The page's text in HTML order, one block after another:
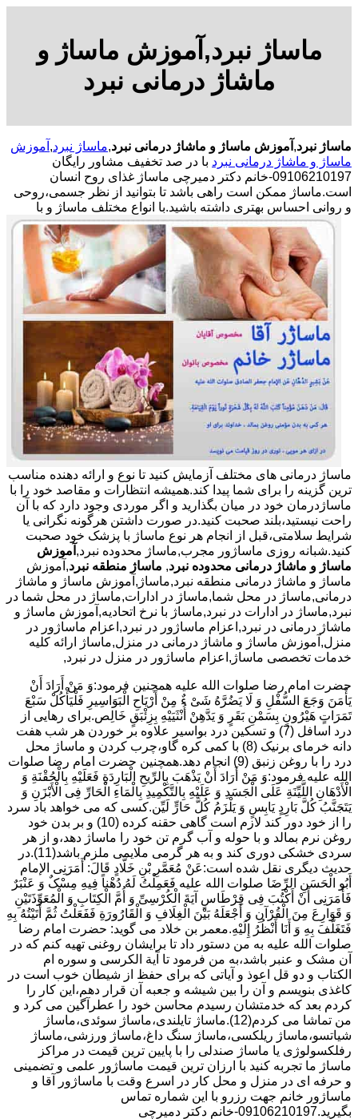
ماساژ نبرد,آموزش ماساژ و
ماشاژ درمانی نبرد
ماساژ نبرد, آموزش ماساژ و ماشاژ درمانی نبرد,ماساژ نبرد, آموزش
ماساژ و ماشاژ درمانی نبرد با در صد تخفیف مشاور رایگان
09106210197-خانم دکتر دمیرچی ماساژ غذای روح انسان
است.ماساژ ممکن است راهی باشد تا بتوانید از نظر جسمی،روحی
و روانی احساس بهتری داشته باشید.با انواع مختلف ماساژ و با
ماساژ درمانی های مختلف آزمایش کنید تا نوع و ارائه دهنده مناسب
ترین گزینه را برای شما پیدا کند.همیشه انتظارات و مقاصد خود را با
ماساژدرمان خود در میان بگذارید و اگر موردی وجود دارد که با آن
راحت نیستید،بلند صحبت کنید.در صورت داشتن هرگونه نگرانی یا
شرایط سلامتی،قبل از انجام هر نوع ماساژ با پزشک خود صحبت
کنید.شبانه روزی ماساژور مجرب,ماساژ محدوده نبرد, آموزش
ماساژ و ماشاژ درمانی محدوده نبرد, ماساژ منطقه نبرد,آموزش
ماساژ و ماشاژ درمانی منطقه نبرد,ماساژ,آموزش ماساژ و ماشاژ
درمانی,ماساژ در محل شما,ماساژ در ادارات,ماساژ در محل شما در
نبرد,ماساژ در ادارات در نبرد,ماساژ با نرخ اتحادیه,آموزش ماساژ و
ماشاژ درمانی در نبرد,اعزام ماساژور در نبرد,اعزام ماساژور در
منزل,آموزش ماساژ و ماشاژ درمانی در منزل,ماساژ ارائه کلیه
خدمات تخصصی ماساژ,اعزام ماساژور در منزل در نبرد,
حضرت امام رضا صلوات الله علیه همچنین فرمود:وَ مَنْ أَرَادَ أَنْ
یَأْمَنَ وَجَعَ السُّفْلِ وَ لَا یَضُرَّهُ شَیْ ءٌ مِنْ أَرْیَاحِ الْبَوَاسِیرِ فَلْیَأْکُلْ سَبْعَ
تَمَرَاتٍ هَیْرُونٍ بِسَمْنِ بَقَرٍ وَ یَدَّهِنْ أُنْثَیَیْهِ بِزِئْبَقٍ خَالِص.برای رهایی از
درد اسافل (7) و تسکین درد بواسیر علاوه بر خوردن هر شب هفت
دانه خرمای برنیک (8) با کمی کره گاو،چرب کردن و ماساژ محل
درد را با روغن زنبق (9) انجام دهد.همچنین حضرت امام رضا صلوات
الله علیه فرمود:وَ مَنْ أَرَادَ أَنْ یَذْهَبَ بِالرِّیحِ الْبَارِدَةِ فَعَلَیْهِ بِالْحُقْنَةِ وَ
الْأَدْهَانِ اللَّیِّنَةِ عَلَى الْجَسَدِ وَ عَلَیْهِ بِالتَّکْمِیدِ بِالْمَاءِ الْحَارِّ فِی الْأَبْزَنِ وَ
یَتَجَنَّبُ کُلَّ بَارِدٍ یَابِسٍ وَ یَلْزَمُ کُلَّ حَارٍّ لَیِّن.کسی که می خواهد باد سرد
را از خود دور کند لازم است گاهی حقنه کرده (10) و بر بدن خود
روغن نرم بمالد و با حوله و آب گرم تن خود را ماساژ دهد،و از هر
سردی خشکی دوری کند و به هر گرمی ملایمی ملزم باشد(11).در
حدیث دیگری نقل شده است:عَنْ مُعَمَّرِ بْنِ خَلَّادٍ قَالَ: أَمَرَنِی الإمام
أَبُو الْحَسَنِ الرِّضَا صلوات الله علیه فَعَمِلْتُ لَهُ دُهْناً فِیهِ مِسْکٌ وَ عَنْبَرٌ
فَأَمَرَنِی أَنْ أَکْتُبَ فِی قِرْطَاسٍ آیَةَ الْکُرْسِیِّ وَ أُمَّ الْکِتَابِ وَ الْمُعَوِّذَتَیْنِ
وَ قَوَارِعَ مِنَ الْقُرْآنِ وَ أَجْعَلَهُ بَیْنَ الْغِلَافِ وَ الْقَارُورَةِ فَفَعَلْتُ ثُمَّ أَتَیْتُهُ بِهِ
فَتَغَلَّفَ بِهِ وَ أَنَا أَنْظُرُ إِلَیْهِ.معمر بن خلاد می گوید: حضرت امام رضا
صلوات الله علیه به من دستور داد تا برایشان روغنى تهیه کنم که در
آن مشک و عنبر باشد،به من فرمود تا آیة الکرسى و سوره ام
الکتاب و دو قل اعوذ و آیاتى که براى حفظ از شیطان خوب است در
کاغذى بنویسم و آن را بین شیشه و جعبه آن قرار دهم،این کار را
کردم بعد که خدمتشان رسیدم محاسن خود را عطرآگین می کرد و
من تماشا می کردم(12).ماساژ تایلندی،ماساژ سوئدی،ماساژ
شیاتسو،ماساژ ریلکسی،ماساژ سنگ داغ،ماساژ ورزشی،ماساژ
رفلکسولوژی یا ماساژ صندلی را با پایین ترین قیمت در مراکز
ماساژ ما تجربه کنید با ارزان ترین قیمت ماساژور علمی و تضمینی
و حرفه ای در منزل و محل کار در اسرع وقت با ماساژور آقا و
ماساژور خانم جهت رزرو با این شماره تماس
بگیرید.09106210197-خانم دکتر دمیرچی